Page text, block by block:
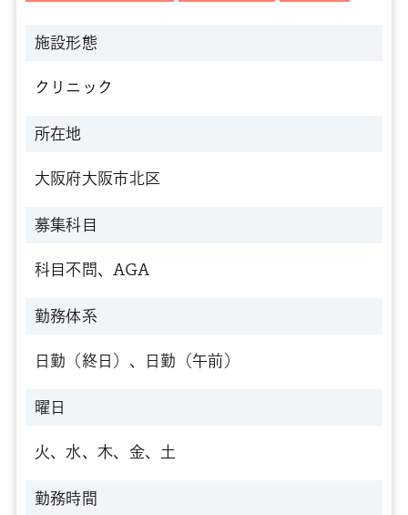
施設形態
クリニック
所在地
大阪府大阪市北区
募集科目
科目不問、AGA
勤務体系
日勤（終日）、日勤（午前）
曜日
火、水、木、金、土
勤務時間